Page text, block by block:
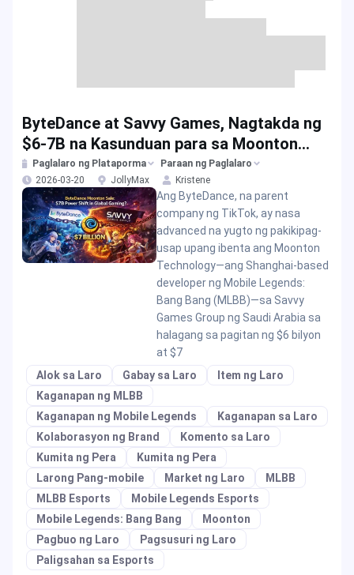
ByteDance at Savvy Games, Nagtakda ng
$6-7B na Kasunduan para sa Moonton
Mobile Game
Paglalaro ng Plataporma
Paraan ng Paglalaro
2026-03-20
JollyMax Kristene
Ang ByteDance, na parent
company ng TikTok, ay nasa
advanced na yugto ng pakikipag-
usap upang ibenta ang Moonton
Technology—ang Shanghai-based
developer ng Mobile Legends:
Bang Bang (MLBB)—sa Savvy
Games Group ng Saudi Arabia sa
halagang sa pagitan ng $6 bilyon
at $7
Alok sa Laro
Gabay sa Laro
Item ng Laro
Kaganapan ng MLBB
Kaganapan ng Mobile Legends
Kaganapan sa Laro
Kolaborasyon ng Brand
Komento sa Laro
Kumita ng Pera
Kumita ng Pera
Larong Pang-mobile
Market ng Laro
MLBB
MLBB Esports
Mobile Legends Esports
Mobile Legends: Bang Bang
Moonton
Pagbuo ng Laro
Pagsusuri ng Laro
Paligsahan sa Esports